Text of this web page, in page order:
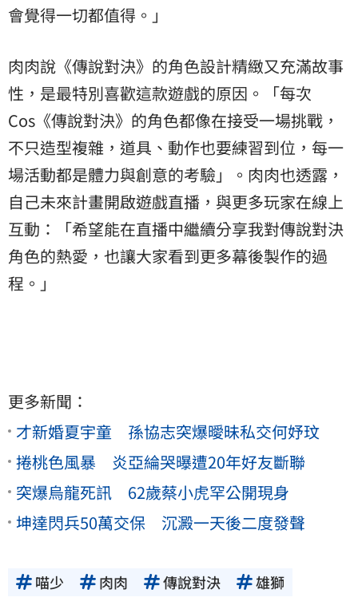
會覺得一切都值得。」
肉肉說《傳說對決》的角色設計精緻又充滿故事
性，是最特別喜歡這款遊戲的原因。「每次
Cos《傳說對決》的角色都像在接受一場挑戰，
不只造型複雜，道具、動作也要練習到位，每一
場活動都是體力與創意的考驗」。肉肉也透露，
自己未來計畫開啟遊戲直播，與更多玩家在線上
互動：「希望能在直播中繼續分享我對傳說對決
角色的熱愛，也讓大家看到更多幕後製作的過
程。」
更多新聞：
才新婚夏宇童 孫協志突爆曖昧私交何妤玟
捲桃色風暴 炎亞綸哭曝遭20年好友斷聯
突爆烏龍死訊 62歲蔡小虎罕公開現身
坤達閃兵50萬交保 沉澱一天後二度發聲
喵少 肉肉 傳說對決 雄獅